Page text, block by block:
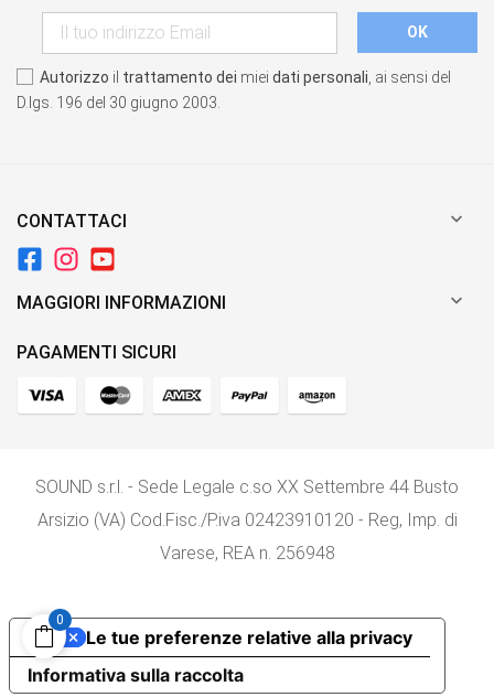
Autorizzo il trattamento dei miei dati personali , ai sensi del
D.lgs. 196 del 30 giugno 2003.
CONTATTACI 
MAGGIORI INFORMAZIONI 
PAGAMENTI SICURI
SOUND s.r.l. - Sede Legale c.so XX Settembre 44 Busto
Arsizio (VA) Cod.Fisc./P.iva 02423910120 - Reg, Imp. di
Varese, REA n. 256948
0
Informativa sulla raccolta
Le tue preferenze relative alla privacy